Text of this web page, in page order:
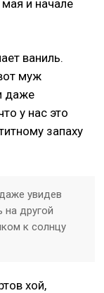
и начале
ваниль.
муж
даже
у нас это
запаху
увидев
на другой
к солнцу
хой,